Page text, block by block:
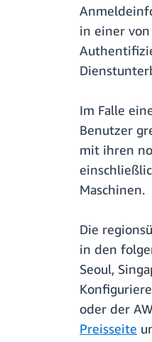
in einer
Im Falle
Benutzer
mit ihren
Maschinen.
Die
in den
Seoul,
oder der
Preisseite